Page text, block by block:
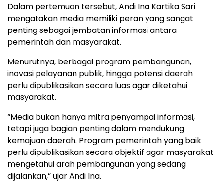
Dalam pertemuan tersebut, Andi Ina Kartika Sari
mengatakan media memiliki peran yang sangat
penting sebagai jembatan informasi antara
pemerintah dan masyarakat.
Menurutnya, berbagai program pembangunan,
inovasi pelayanan publik, hingga potensi daerah
perlu dipublikasikan secara luas agar diketahui
masyarakat.
“Media bukan hanya mitra penyampai informasi,
tetapi juga bagian penting dalam mendukung
kemajuan daerah. Program pemerintah yang baik
perlu dipublikasikan secara objektif agar masyarakat
mengetahui arah pembangunan yang sedang
dijalankan,” ujar Andi Ina.